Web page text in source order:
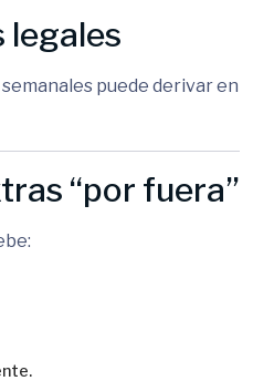
legales
puede derivar en
“por fuera”